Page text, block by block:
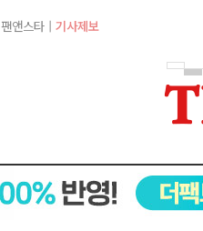
팬앤스타 기사제보